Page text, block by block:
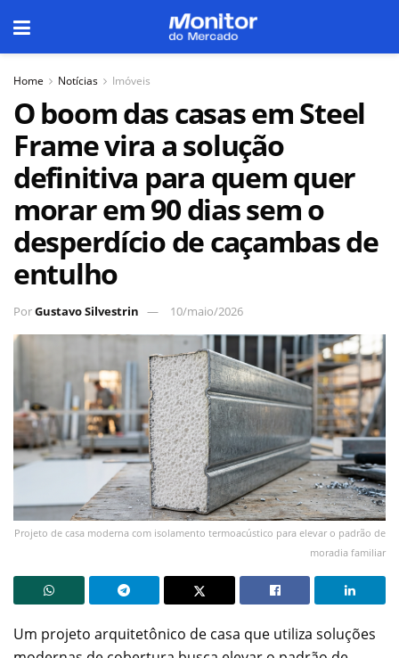
Home Notícias Imóveis
O boom das casas em Steel
Frame vira a solução
definitiva para quem quer
morar em 90 dias sem o
desperdício de caçambas de
entulho
PorGustavo Silvestrin 10/maio/2026
Projeto de casa moderna com isolamento termoacústico para elevar o padrão de
moradia familiar
Um projeto arquitetônico de casa que utiliza soluções